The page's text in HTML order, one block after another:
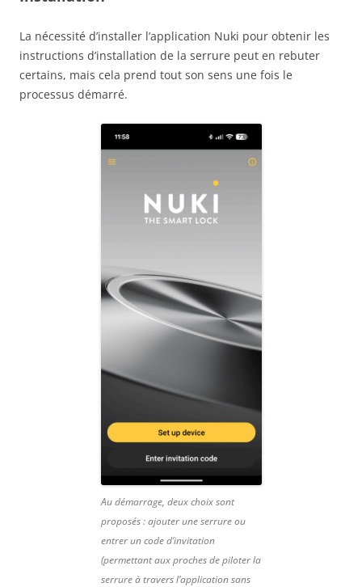
La nécessité d’installer l’application Nuki pour obtenir les
instructions d’installation de la serrure peut en rebuter
certains, mais cela prend tout son sens une fois le
processus démarré.
Au démarrage, deux choix sont
proposés : ajouter une serrure ou
entrer un code d’invitation
(permettant aux proches de piloter la
serrure à travers l’application sans